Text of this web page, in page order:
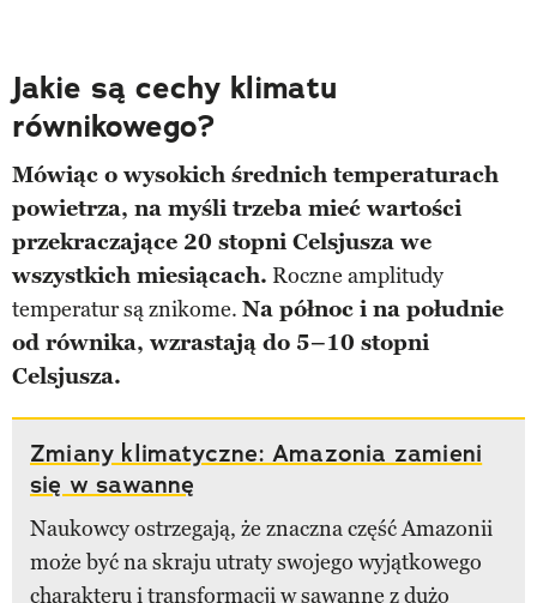
Jakie są cechy klimatu
równikowego?
Mówiąc o wysokich średnich temperaturach
powietrza, na myśli trzeba mieć wartości
przekraczające 20 stopni Celsjusza we
wszystkich miesiącach. Roczne amplitudy
temperatur są znikome. Na północ i na południe
od równika, wzrastają do 5–10 stopni
Celsjusza.
Zmiany klimatyczne: Amazonia zamieni
się w sawannę
Naukowcy ostrzegają, że znaczna część Amazonii
może być na skraju utraty swojego wyjątkowego
charakteru i transformacji w sawannę z dużo